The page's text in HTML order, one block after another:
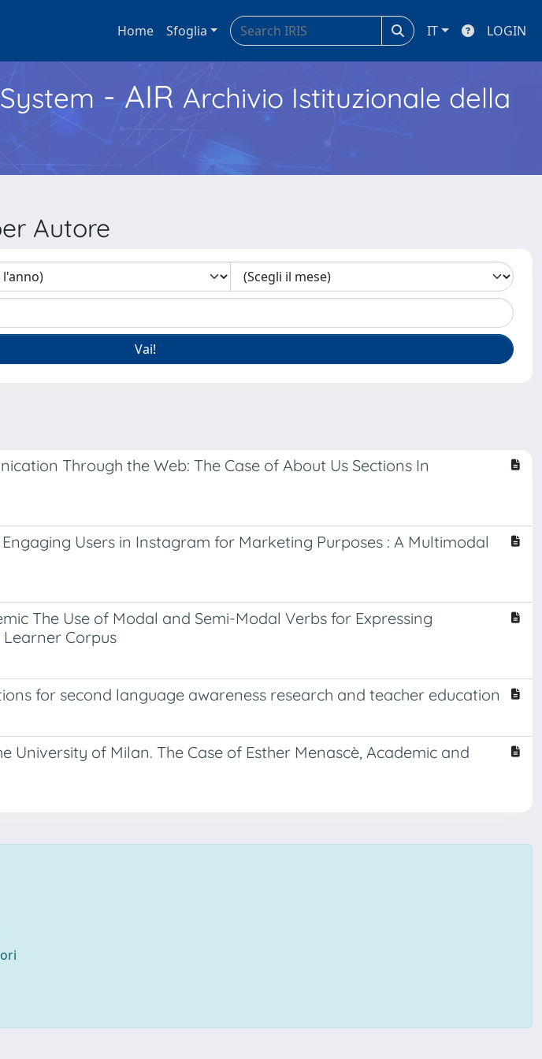
Home Sfoglia IT LOGIN
- AIR Archivio Istituzionale della
Autore
Through the Web: The Case of About Us Sections In
Users in Instagram for Marketing Purposes : A Multimodal
The Use of Modal and Semi-Modal Verbs for Expressing
Corpus
for second language awareness research and teacher education
University of Milan. The Case of Esther Menascè, Academic and